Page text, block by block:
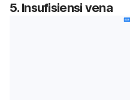
5. Insufisiensi vena